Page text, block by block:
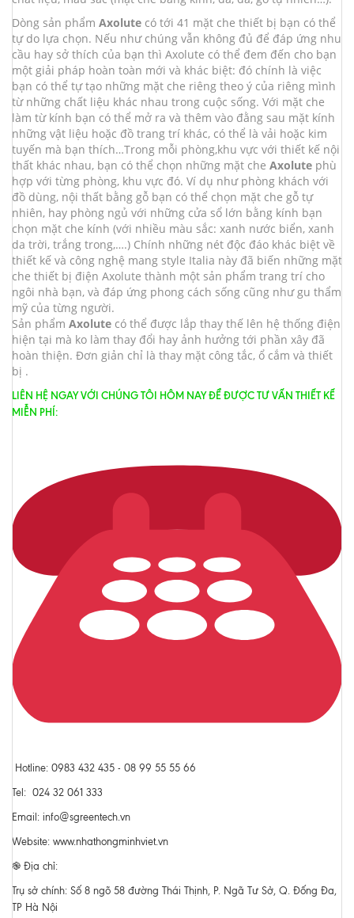
Dòng sản phẩm Axolute có tới 41 mặt che thiết bị bạn có thể
tự do lựa chọn. Nếu như chúng vẫn không đủ để đáp ứng nhu
cầu hay sở thích của bạn thì Axolute có thể đem đến cho bạn
một giải pháp hoàn toàn mới và khác biệt: đó chính là việc
bạn có thể tự tạo những mặt che riêng theo ý của riêng mình
từ những chất liệu khác nhau trong cuộc sống. Với mặt che
làm từ kính bạn có thể mở ra và thêm vào đằng sau mặt kính
những vật liệu hoặc đồ trang trí khác, có thể là vải hoặc kim
tuyến mà bạn thích…Trong mỗi phòng,khu vực với thiết kế nội
thất khác nhau, bạn có thể chọn những mặt che Axolute phù
hợp với từng phòng, khu vực đó. Ví dụ như phòng khách với
đồ dùng, nội thất bằng gỗ bạn có thể chọn mặt che gỗ tự
nhiên, hay phòng ngủ với những cửa sổ lớn bằng kính bạn
chọn mặt che kính (với nhiều màu sắc: xanh nước biển, xanh
da trời, trắng trong,….) Chính những nét độc đáo khác biệt về
thiết kế và công nghệ mang style Italia này đã biến những mặt
che thiết bị điện Axolute thành một sản phẩm trang trí cho
ngôi nhà bạn, và đáp ứng phong cách sống cũng như gu thẩm
mỹ của từng người.
Sản phẩm Axolute có thể được lắp thay thế lên hệ thống điện
hiện tại mà ko làm thay đổi hay ảnh hưởng tới phần xây đã
hoàn thiện. Đơn giản chỉ là thay mặt công tắc, ổ cắm và thiết
bị .
LIÊN HỆ NGAY VỚI CHÚNG TÔI HÔM NAY ĐỂ ĐƯỢC TƯ VẤN THIẾT KẾ
MIỄN PHÍ:
Hotline: 0983 432 435 - 08 99 55 55 66
Tel: 024 32 061 333
Email: info@sgreentech.vn
Website: www.nhathongminhviet.vn
֎ Địa chỉ:
Trụ sở chính: Số 8 ngõ 58 đường Thái Thịnh, P. Ngã Tư Sở, Q. Đống Đa,
TP Hà Nội